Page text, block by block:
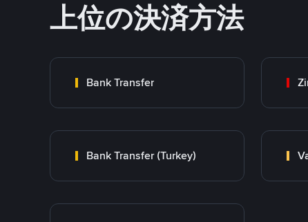
上位の決済方法
Bank Transfer
Bank Transfer (Turkey)